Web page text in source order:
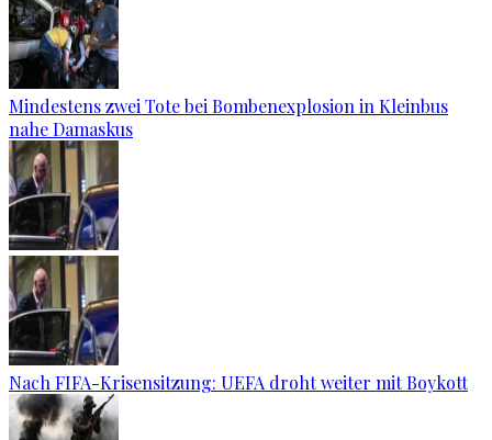
Mindestens zwei Tote bei Bombenexplosion in Kleinbus
nahe Damaskus
Nach FIFA-Krisensitzung: UEFA droht weiter mit Boykott